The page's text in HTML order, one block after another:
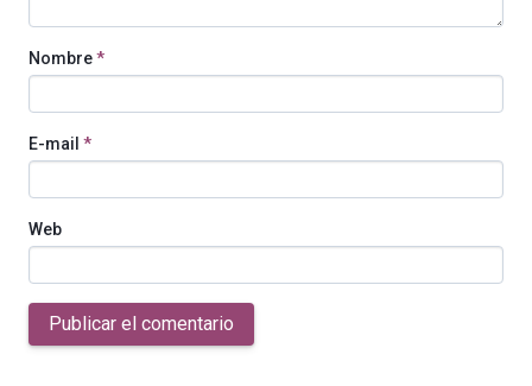
Nombre*
E-mail *
Web
Publicar el comentario